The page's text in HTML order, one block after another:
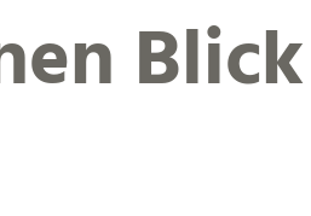
Blick